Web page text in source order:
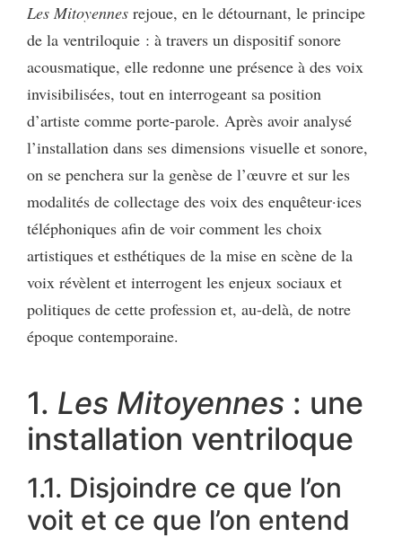
Les Mitoyennes rejoue, en le détournant, le principe
de la ventriloquie : à travers un dispositif sonore
acousmatique, elle redonne une présence à des voix
invisibilisées, tout en interrogeant sa position
d’artiste comme porte-parole. Après avoir analysé
l’installation dans ses dimensions visuelle et sonore,
on se penchera sur la genèse de l’œuvre et sur les
modalités de collectage des voix des enquêteur·ices
téléphoniques afin de voir comment les choix
artistiques et esthétiques de la mise en scène de la
voix révèlent et interrogent les enjeux sociaux et
politiques de cette profession et, au-delà, de notre
époque contemporaine.
1. Les Mitoyennes : une
installation ventriloque
1.1. Disjoindre ce que l’on
voit et ce que l’on entend